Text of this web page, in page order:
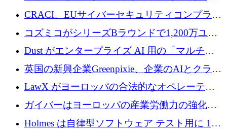
ローズで4億ドルを確保
CRACI、EUサイバーセキュリティコンプライ
アンスプラットフォームのために140万ユーロ
コズミコがシリーズBラウンドで1,200万ユー
ロを調達
Dust がエンタープライズ AI 用の「マルチプ
レイヤー」オペレーティング システムを構築
するシリーズ B で 4,000 万ドルを調達
英国の新興企業Greenpixie、企業のAIとクラウ
ドのエネルギー無駄を削減するために470万ポ
ンドを調達
LawX がヨーロッパの合法的なオペレーティ
ング システムを構築するために 750 万ユーロ
を調達
ガイバーはヨーロッパの産業労働力の強化に
貢献するために 140 万ユーロを獲得
Holmes は自律型ソフトウェア テスト用に 110